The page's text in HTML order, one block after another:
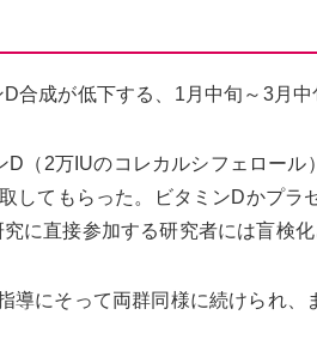
合成が低下する、1月中旬～3月中
（2万IUのコレカルシフェロール
してもらった。ビタミンDかプラ
に直接参加する研究者には盲検化
導にそって両群同様に続けられ、